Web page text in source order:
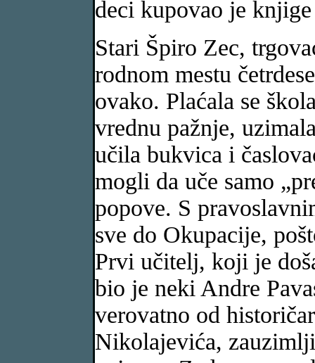
deci kupovao je
Stari Špiro Zec,
rodnom mestu
ovako. Plaćala se
vrednu pažnje,
učila bukvica i
mogli da uče samo
popove. S
sve do Okupacije,
Prvi učitelj, koji je
bio je neki Andre
verovatno od
Nikolajevića,